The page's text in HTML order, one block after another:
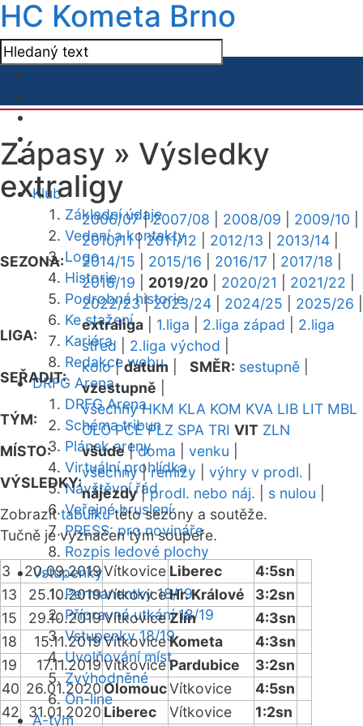
HC Kometa Brno
Klub
Základní údaje
Vedení a kontakty
Logo
Historie
Podrobná historie
Ke stažení
Kariéra
Redakce webu
DRFG Arena
DRFG Arena
Schéma tribun
Plánek areny
Virtuální prohlídka
Návštěvní řád
Veřejné bruslení
PRESS: pro novináře
Rozpis ledové plochy
Vstupenky
Permanentky 18/19
Přípravná utkání 18/19
Vstupenky 18/19
Uvolňování míst
Zvýhodněné
On-line
A-tým
Zápasy » Výsledky
extraligy
SEZONA:
2006/07|2007/08 2008/09 2009/10
2010/11|2011/12 2012/13 2013/14
2014/15
2015/16 2016/17 2017/18
2018/19
2019/20 2020/21 2021/22
2022/23|2023/24 2024/25 2025/26
LIGA:
extraliga 1.liga 2.liga západ
2.liga
střed
2.liga východ
SEŘADIT:
kolo|datum SMĚR: sestupně
vzestupně
TÝM:
všechny HKM KLA KOM KVA LIB LIT MBL
OLO PCE PLZ SPA TRI VIT ZLN
MÍSTO:
všude|doma venku
VÝSLEDKY:
všechny|remízy výhry v prodl.
nájezdy|prodl. nebo náj. s nulou
Zobrazittabulkutéto sezóny a soutěže.
Tučně je vyznačen tým soupeře.
3 20.09.2019Vítkovice Liberec
4:5sn
13
25.10.2019VítkoviceHr. Králové
3:2sn
15
29.10.2019VítkoviceZlín
4:3sn
18
15.11.2019VítkoviceKometa
4:3sn
19
17.11.2019VítkovicePardubice
3:2sn
40 26.01.2020OlomoucVítkovice
4:5sn
42
31.01.2020 Liberec Vítkovice
1:2sn